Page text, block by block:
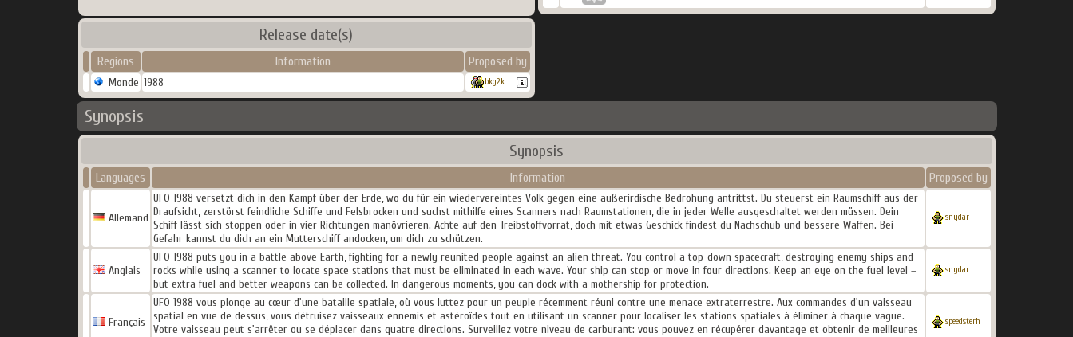
Release date(s)
Regions Information Proposed by
Monde 1988 bkg2k
Synopsis
Synopsis
Languages Information Proposed by
Allemand
UFO 1988 versetzt dich in den Kampf über der Erde, wo du für ein wiedervereintes Volk gegen eine außerirdische Bedrohung antrittst. Du steuerst ein Raumschiff aus der
Draufsicht, zerstörst feindliche Schiffe und Felsbrocken und suchst mithilfe eines Scanners nach Raumstationen, die in jeder Welle ausgeschaltet werden müssen. Dein
Schiff lässt sich stoppen oder in vier Richtungen manövrieren. Achte auf den Treibstoffvorrat, doch mit etwas Geschick findest du Nachschub und bessere Waffen. Bei
Gefahr kannst du dich an ein Mutterschiff andocken, um dich zu schützen.
snydar
Anglais
UFO 1988 puts you in a battle above Earth, fighting for a newly reunited people against an alien threat. You control a top-down spacecraft, destroying enemy ships and
rocks while using a scanner to locate space stations that must be eliminated in each wave. Your ship can stop or move in four directions. Keep an eye on the fuel level –
but extra fuel and better weapons can be collected. In dangerous moments, you can dock with a mothership for protection.
snydar
Français
UFO 1988 vous plonge au cœur d'une bataille spatiale, où vous luttez pour un peuple récemment réuni contre une menace extraterrestre. Aux commandes d'un vaisseau
spatial en vue de dessus, vous détruisez vaisseaux ennemis et astéroïdes tout en utilisant un scanner pour localiser les stations spatiales à éliminer à chaque vague.
Votre vaisseau peut s'arrêter ou se déplacer dans quatre directions. Surveillez votre niveau de carburant: vous pouvez en récupérer davantage et obtenir de meilleures
speedsterh